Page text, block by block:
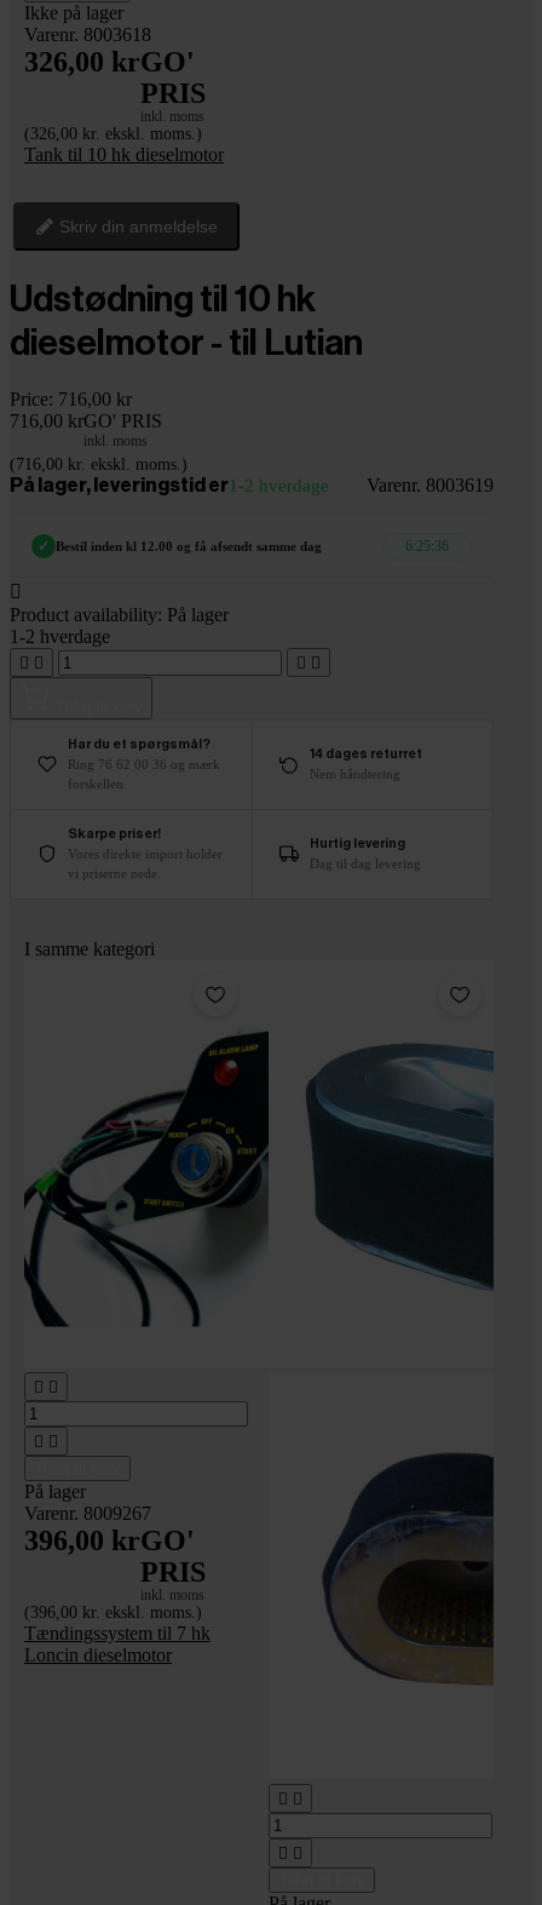
Ikke på lager
Varenr. 8003618
326,00 krGO'
PRIS
inkl. moms
(326,00 kr. ekskl. moms.)
Tank til 10 hk dieselmotor
Skriv din anmeldelse
Udstødning til 10 hk
dieselmotor - til Lutian
Price: 716,00 kr
716,00 krGO' PRIS
inkl. moms
(716,00 kr. ekskl. moms.)
På lager, leveringstid er1-2 hverdage Varenr. 8003619
✓ Bestil inden kl 12.00 og få afsendt samme dag 6:25:35

Product availability: På lager
1-2 hverdage
   
Har du et spørgsmål?
Ring 76 62 00 36 og mærk
forskellen.
14 dages returret
Nem håndtering
Skarpe priser!
Vores direkte import holder
vi priserne nede.
Hurtig levering
Dag til dag levering
I samme kategori
 
 
På lager
Varenr. 8009267
396,00 krGO'
PRIS
inkl. moms
(396,00 kr. ekskl. moms.)
Tændingssystem til 7 hk
Loncin dieselmotor
 
 